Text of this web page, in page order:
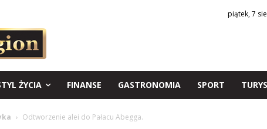
piątek, 7
ŻYCIA FINANSE GASTRONOMIA SPORT
Odtworzenie alei do Pałacu Abegga.